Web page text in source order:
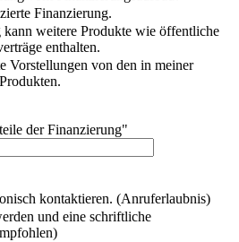
Finanzierung.
weitere Produkte wie öffentliche
enthalten.
Vorstellungen von den in meiner
der Finanzierung"
kontaktieren. (Anruferlaubnis)
und eine schriftliche